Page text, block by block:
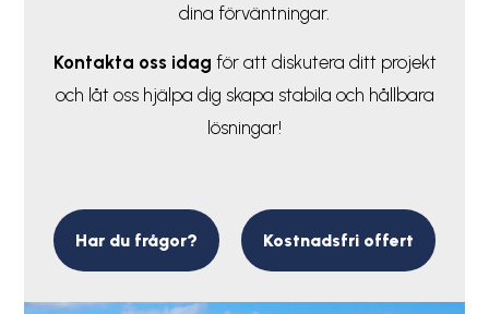
dina förväntningar.
Kontakta oss idag för att diskutera ditt projekt
och låt oss hjälpa dig skapa stabila och hållbara
lösningar!
Har du frågor? Kostnadsfri offert